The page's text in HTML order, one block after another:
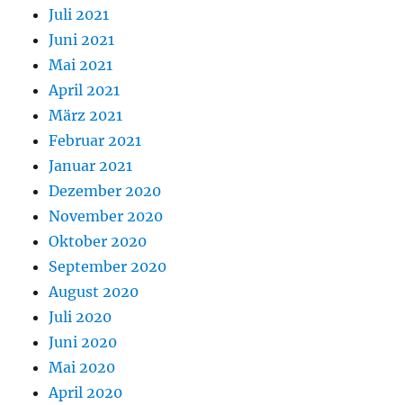
Juli 2021
Juni 2021
Mai 2021
April 2021
März 2021
Februar 2021
Januar 2021
Dezember 2020
November 2020
Oktober 2020
September 2020
August 2020
Juli 2020
Juni 2020
Mai 2020
April 2020